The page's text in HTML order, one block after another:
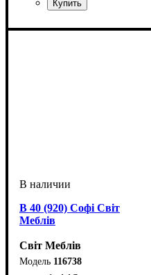
В 40 (920) Софі Світ
Меблів
Світ Меблів
116738